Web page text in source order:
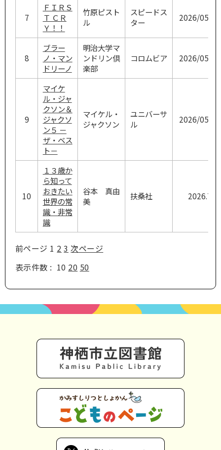
7
ＦＩＲＳ
Ｔ ＣＲ
Ｙ！！
竹原ピスト
ル
スピードス
ター
2026/05/27
8
ブラー
ノ・マン
ドリーノ
明治大学マ
ンドリン倶
楽部
コロムビア 2026/05/27
9
マイケ
ル・ジャ
クソン＆
ジャクソ
ン５ －
ザ・ベス
ト－
マイケル・
ジャクソン
ユニバーサ
ル
2026/05/20
10
１３歳か
ら知って
おきたい
世界の常
識・非常
識
谷本 真由
美
扶桑社 2026.7
前ページ 1 2 3 次ページ
表示件数 : 10 20 50